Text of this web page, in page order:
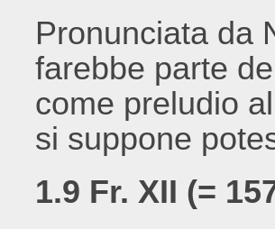
Pronunciata da
farebbe parte
come preludio
si suppone
1.9 Fr. XII (=